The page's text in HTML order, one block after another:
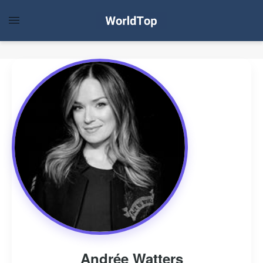
Andrée Watters